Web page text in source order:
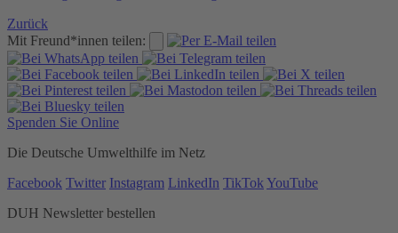
Zurück
Mit Freund*innen teilen:
Spenden Sie Online
Die Deutsche Umwelthilfe im Netz
Facebook Twitter Instagram LinkedIn TikTok YouTube
DUH Newsletter bestellen